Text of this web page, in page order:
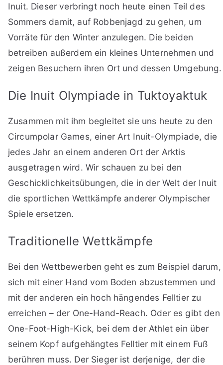
Inuit. Dieser verbringt noch heute einen Teil des
Sommers damit, auf Robbenjagd zu gehen, um
Vorräte für den Winter anzulegen. Die beiden
betreiben außerdem ein kleines Unternehmen und
zeigen Besuchern ihren Ort und dessen Umgebung.
Die Inuit Olympiade in Tuktoyaktuk
Zusammen mit ihm begleitet sie uns heute zu den
Circumpolar Games, einer Art Inuit-Olympiade, die
jedes Jahr an einem anderen Ort der Arktis
ausgetragen wird. Wir schauen zu bei den
Geschicklichkeitsübungen, die in der Welt der Inuit
die sportlichen Wettkämpfe anderer Olympischer
Spiele ersetzen.
Traditionelle Wettkämpfe
Bei den Wettbewerben geht es zum Beispiel darum,
sich mit einer Hand vom Boden abzustemmen und
mit der anderen ein hoch hängendes Felltier zu
erreichen – der One-Hand-Reach. Oder es gibt den
One-Foot-High-Kick, bei dem der Athlet ein über
seinem Kopf aufgehängtes Felltier mit einem Fuß
berühren muss. Der Sieger ist derjenige, der die